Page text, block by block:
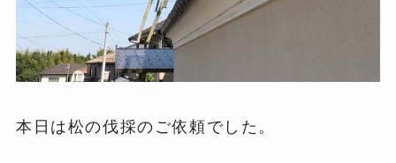
本日は松の伐採のご依頼でした。